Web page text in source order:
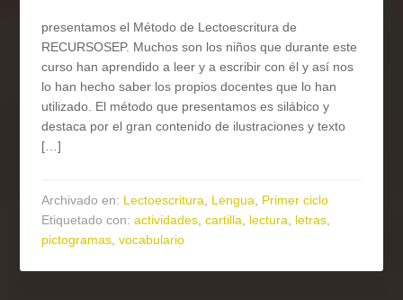
presentamos el Método de Lectoescritura de
RECURSOSEP. Muchos son los niños que durante este
curso han aprendido a leer y a escribir con él y así nos
lo han hecho saber los propios docentes que lo han
utilizado. El método que presentamos es silábico y
destaca por el gran contenido de ilustraciones y texto
[…]
Archivado en: Lectoescritura, Lengua, Primer ciclo
Etiquetado con:actividades,cartilla, lectura, letras,
pictogramas,vocabulario